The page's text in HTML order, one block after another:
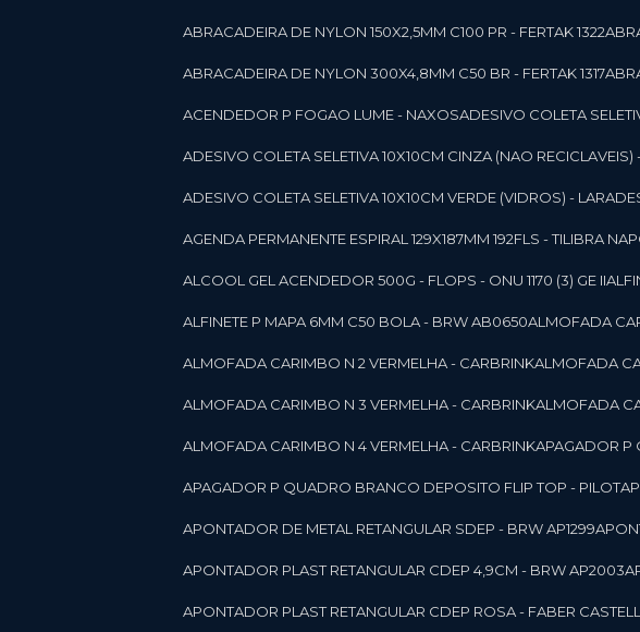
ABRACADEIRA DE NYLON 150X2,5MM C100 PR - FERTAK 1322
ABRACADEIRA DE NYLON 300X4,8MM C50 BR - FERTAK 1317
ACENDEDOR P FOGAO LUME - NAXOS ADESIVO COLETA
ADESIVO COLETA SELETIVA 10X10CM CINZA (NAO RECICLAVEIS)
ADESIVO COLETA SELETIVA 10X10CM VERDE (VIDROS) - LAR
AGENDA PERMANENTE ESPIRAL 129X187MM 192FLS - TILIBRA
ALCOOL GEL ACENDEDOR 500G - FLOPS - ONU 1170 (3) GE II
ALFINETE P MAPA 6MM C50 BOLA - BRW AB0650 ALMOFADA
ALMOFADA CARIMBO N 2 VERMELHA - CARBRINK ALMOFADA
ALMOFADA CARIMBO N 3 VERMELHA - CARBRINK ALMOFADA
ALMOFADA CARIMBO N 4 VERMELHA - CARBRINK APAGADOR
APAGADOR P QUADRO BRANCO DEPOSITO FLIP TOP - PILOT
APONTADOR DE METAL RETANGULAR SDEP - BRW AP1299
APONTADOR PLAST RETANGULAR CDEP 4,9CM - BRW AP2003
APONTADOR PLAST RETANGULAR CDEP ROSA - FABER